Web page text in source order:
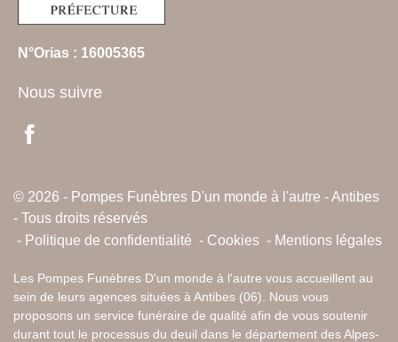
N°Orias : 16005365
Nous suivre
© 2026 - Pompes Funèbres D'un monde à l'autre - Antibes
- Tous droits réservés
Politique de confidentialité
Cookies Mentions légales
Les Pompes Funèbres D'un monde à l'autre vous accueillent au
sein de leurs agences situées à Antibes (06). Nous vous
proposons un service funéraire de qualité afin de vous soutenir
durant tout le processus du deuil dans le département des Alpes-